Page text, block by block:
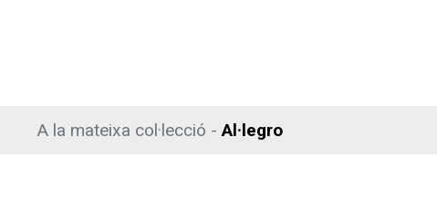
A la mateixa col·lecció -Al·legro